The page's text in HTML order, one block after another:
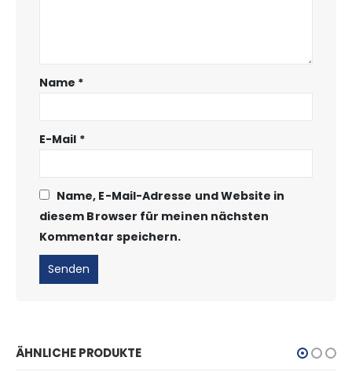
Name *
E-Mail *
Name, E-Mail-Adresse und Website in
diesem Browser für meinen nächsten
Kommentar speichern.
ÄHNLICHE PRODUKTE